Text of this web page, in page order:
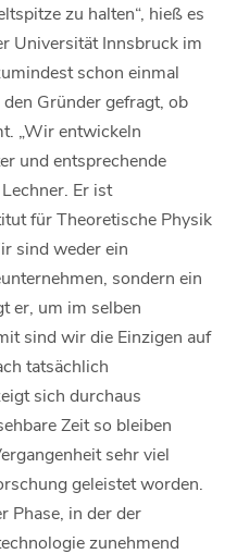
zu halten“, hieß es
Universität Innsbruck im
schon einmal
Gründer gefragt, ob
„Wir entwickeln
und entsprechende
Er ist
für Theoretische Physik
sind weder ein
sondern ein
er, um im selben
sind wir die Einzigen auf
tatsächlich
sich durchaus
Zeit so bleiben
sehr viel
geleistet worden.
Phase, in der der
zunehmend